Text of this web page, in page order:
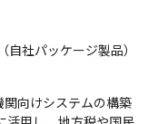
社パッケージ製品）
向けシステムの構築